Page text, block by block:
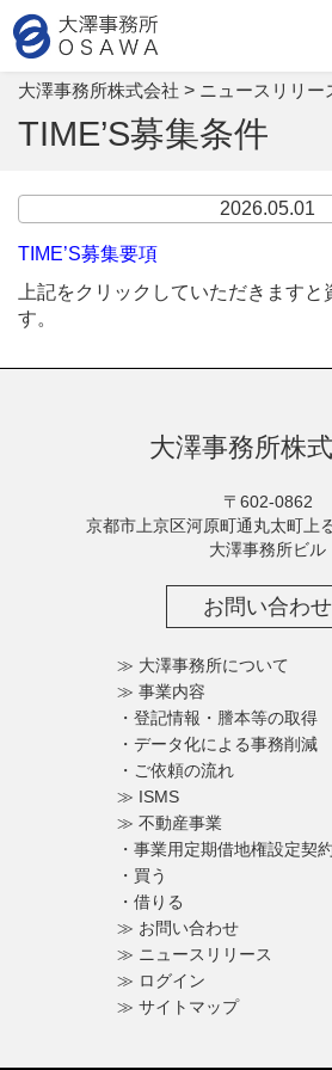
大澤事務所株式会社 > ニュースリリー
TIME’S募集条件
2026.05.01
TIME’S募集要項
上記をクリックしていただきますと
す。
大澤事務所株
〒602-0862
京都市上京区河原町通丸太町上
大澤事務所ビル
お問い合わせ
≫ 大澤事務所について
≫ 事業内容
・登記情報・謄本等の取得
・データ化による事務削減
・ご依頼の流れ
≫ ISMS
≫ 不動産事業
・事業用定期借地権設定
・買う
・借りる
≫ お問い合わせ
≫ ニュースリリース
≫ ログイン
≫ サイトマップ